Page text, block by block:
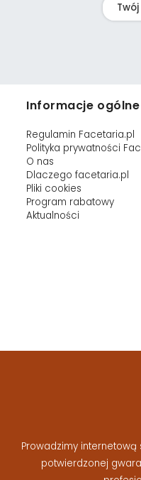
Informacje ogólne
Regulamin Facetaria.pl
Polityka prywatności
O nas
Dlaczego facetaria.pl
Pliki cookies
Program rabatowy
Aktualności
Prowadzimy
potwierdzonej